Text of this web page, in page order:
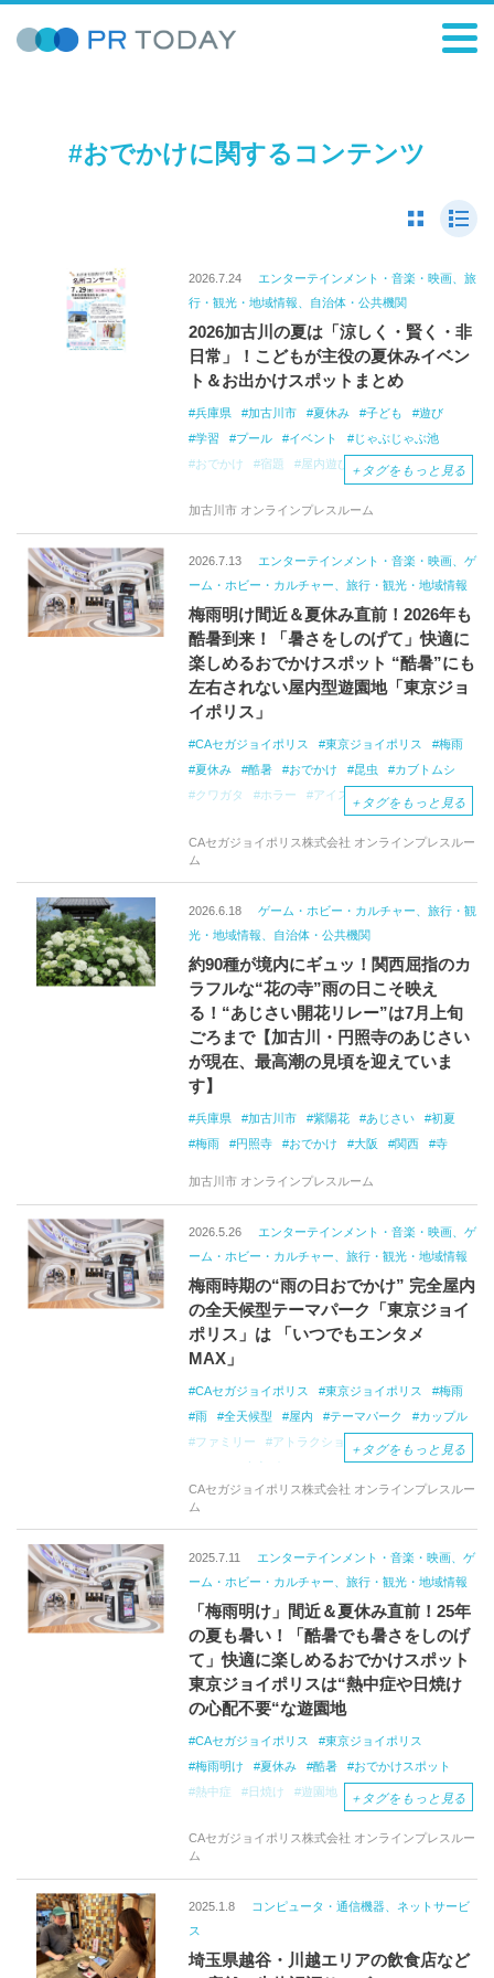
#おでかけに関するコンテンツ
2026.7.24
エンターテインメント・音楽・映画、旅
行・観光・地域情報、自治体・公共機関
2026加古川の夏は「涼しく・賢く・非
日常」！こどもが主役の夏休みイベン
ト＆お出かけスポットまとめ
兵庫県 加古川市 夏休み 子ども
遊び
学習
プール イベント
じゃぶじゃぶ池
おでかけ
宿題 屋内遊び
＋ タグをもっと見る
加古川市 オンラインプレスルーム
2026.7.13
エンターテインメント・音楽・映画、ゲ
ーム・ホビー・カルチャー、旅行・観光・地域情報
梅雨明け間近＆夏休み直前！2026年も
酷暑到来！「暑さをしのげて」快適に
楽しめるおでかけスポット “酷暑”にも
左右されない屋内型遊園地「東京ジョ
イポリス」
CAセガジョイポリス 東京ジョイポリス
梅雨
夏休み
酷暑 おでかけ 昆虫
カブトムシ
クワガタ
ホラー アイスクリーム
＋ タグをもっと見る
CAセガジョイポリス株式会社 オンラインプレスルー
ム
2026.6.18
ゲーム・ホビー・カルチャー、旅行・観
光・地域情報、自治体・公共機関
約90種が境内にギュッ！関西屈指のカ
ラフルな“花の寺”雨の日こそ映え
る！“あじさい開花リレー”は7月上旬
ごろまで【加古川・円照寺のあじさい
が現在、最高潮の見頃を迎えていま
す】
兵庫県 加古川市 紫陽花 あじさい
初夏
梅雨
円照寺 おでかけ 大阪 関西 寺
加古川市 オンラインプレスルーム
2026.5.26
エンターテインメント・音楽・映画、ゲ
ーム・ホビー・カルチャー、旅行・観光・地域情報
梅雨時期の“雨の日おでかけ” 完全屋内
の全天候型テーマパーク「東京ジョイ
ポリス」は 「いつでもエンタメ
MAX」
CAセガジョイポリス 東京ジョイポリス
梅雨
雨
全天候型 屋内 テーマパーク
カップル
ファミリー
アトラクション
おでかけ
＋ タグをもっと見る
CAセガジョイポリス株式会社 オンラインプレスルー
ム
2025.7.11
エンターテインメント・音楽・映画、ゲ
ーム・ホビー・カルチャー、旅行・観光・地域情報
「梅雨明け」間近＆夏休み直前！25年
の夏も暑い！「酷暑でも暑さをしのげ
て」快適に楽しめるおでかけスポット
東京ジョイポリスは“熱中症や日焼け
の心配不要“な遊園地
CAセガジョイポリス
東京ジョイポリス
梅雨明け
夏休み 酷暑
おでかけスポット
熱中症
日焼け 遊園地
全天候型遊園地
アトラクション
アイスクリーム
＋ タグをもっと見る
CAセガジョイポリス株式会社 オンラインプレスルー
ム
2025.1.8
コンピュータ・通信機器、ネットサービ
ス
埼玉県越谷・川越エリアの飲食店など